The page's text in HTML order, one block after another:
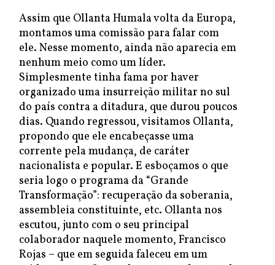
Assim que Ollanta Humala volta da Europa,
montamos uma comissão para falar com
ele. Nesse momento, ainda não aparecia em
nenhum meio como um líder.
Simplesmente tinha fama por haver
organizado uma insurreição militar no sul
do país contra a ditadura, que durou poucos
dias. Quando regressou, visitamos Ollanta,
propondo que ele encabeçasse uma
corrente pela mudança, de caráter
nacionalista e popular. E esboçamos o que
seria logo o programa da “Grande
Transformação”: recuperação da soberania,
assembleia constituinte, etc. Ollanta nos
escutou, junto com o seu principal
colaborador naquele momento, Francisco
Rojas – que em seguida faleceu em um